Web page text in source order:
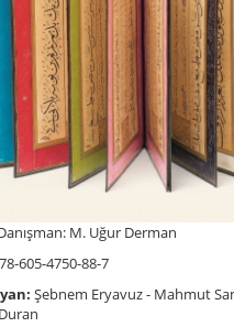
M. Uğur Derman
605-4750-88-7
Şebnem Eryavuz - Mahmut